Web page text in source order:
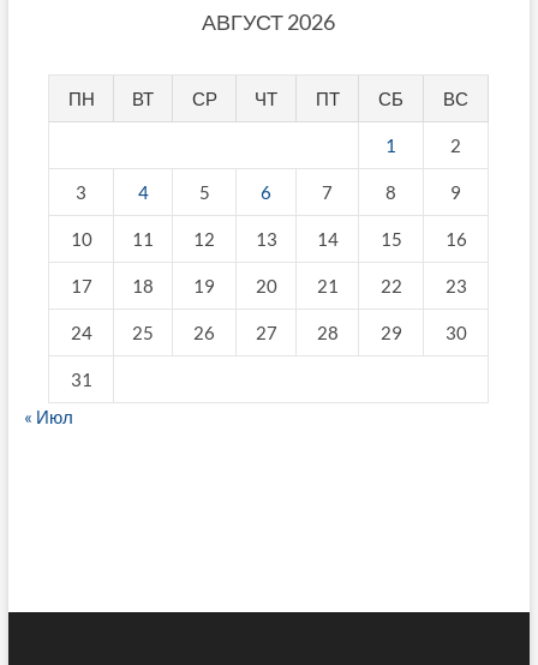
АВГУСТ 2026
ПН ВТ СР ЧТ ПТ СБ ВС
1 2
3 4 5 6 7 8 9
10 11 12 13 14 15 16
17 18 19 20 21 22 23
24 25 26 27 28 29 30
31
« Июл